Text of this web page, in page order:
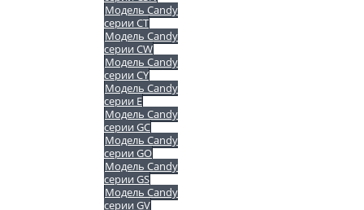
Модель Candy
серии CT
Модель Candy
серии CW
Модель Candy
серии CY
Модель Candy
серии E
Модель Candy
серии GC
Модель Candy
серии GO
Модель Candy
серии GS
Модель Candy
серии GV